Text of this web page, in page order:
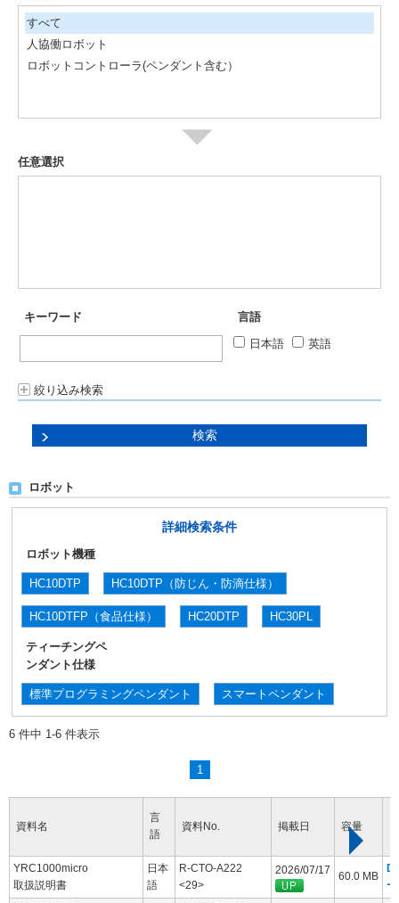
すべて
人協働ロボット
ロボットコントローラ(ペンダント含む）
任意選択
キーワード
言語
日本語
英語
絞り込み検索
ロボット
詳細検索条件
ロボット機種
HC10DTP HC10DTP（防じん・防滴仕様）
HC10DTFP（食品仕様） HC20DTP HC30PL
ティーチングペ
ンダント仕様
標準プログラミングペンダント スマートペンダント
6 件中 1-6 件表示
1
資料名
言
語
資料No. 掲載日 容量
YRC1000micro
取扱説明書
日本
語
R-CTO-A222
<29>
2026/07/17 60.0 MB